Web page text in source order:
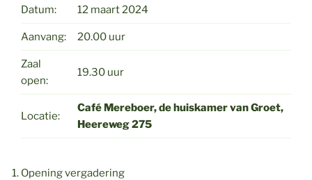
Datum: 12 maart 2024
Aanvang: 20.00 uur
Zaal
open:
19.30 uur
Locatie:
Café Mereboer, de huiskamer van Groet,
Heereweg 275
Opening vergadering